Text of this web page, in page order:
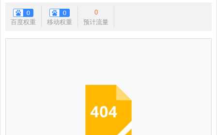
百度权重 移动权重
0
预计流量